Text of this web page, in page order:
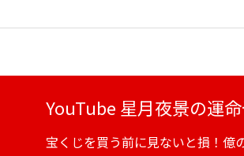
YouTube 星月夜景の運
宝くじを買う前に見ないと損！億